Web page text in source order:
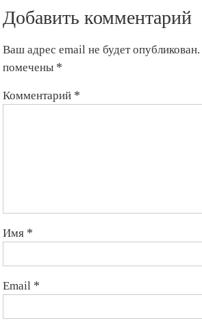
Добавить комментарий
Ваш адрес email не будет опубликован.
помечены *
Комментарий *
Имя *
Email *